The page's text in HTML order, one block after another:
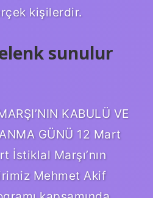
kişilerdir.
sunulur
KABULÜ VE
GÜNÜ 12 Mart
İstiklal Marşı’nın
Mehmet Akif